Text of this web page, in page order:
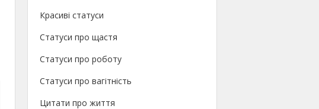
Красиві статуси
Статуси про щастя
Статуси про роботу
Статуси про вагітність
Цитати про життя